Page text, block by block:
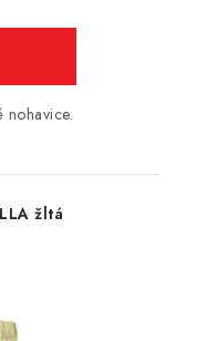
nohavice.
žltá